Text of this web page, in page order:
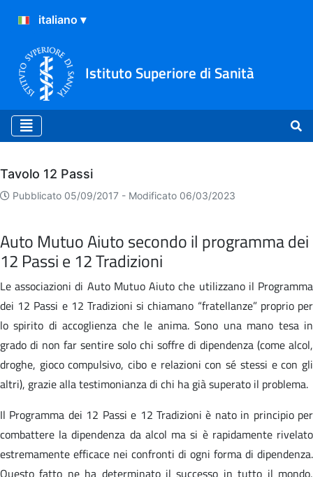
Istituto Superiore di Sanità
Archivio
Tavolo 12 Passi
Pubblicato 05/09/2017 - Modificato 06/03/2023
Auto Mutuo Aiuto secondo il programma dei
12 Passi e 12 Tradizioni
Le associazioni di Auto Mutuo Aiuto che utilizzano il Programma
dei 12 Passi e 12 Tradizioni si chiamano “fratellanze” proprio per
lo spirito di accoglienza che le anima. Sono una mano tesa in
grado di non far sentire solo chi soffre di dipendenza (come alcol,
droghe, gioco compulsivo, cibo e relazioni con sé stessi e con gli
altri), grazie alla testimonianza di chi ha già superato il problema.
Il Programma dei 12 Passi e 12 Tradizioni è nato in principio per
combattere la dipendenza da alcol ma si è rapidamente rivelato
estremamente efficace nei confronti di ogni forma di dipendenza.
Questo fatto ne ha determinato il successo in tutto il mondo,